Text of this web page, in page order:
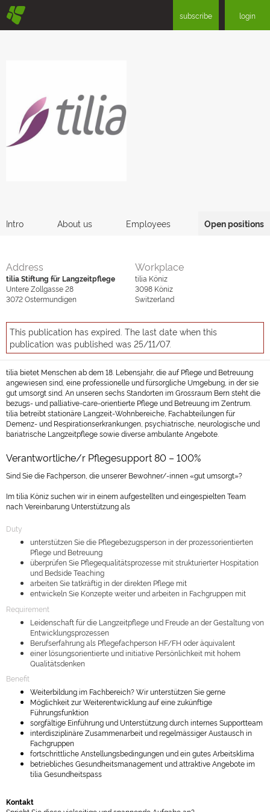
§ subscribe login
Intro About us Employees Open positions
Address
tilia Stiftung für Langzeitpflege
Untere Zollgasse 28
3072Ostermundigen
Workplace
tilia Köniz
3098 Köniz
Switzerland
This publication has expired. The last date when this
publication was published was 25/11/07.
tilia bietet Menschen ab dem 18. Lebensjahr, die auf Pflege und Betreuung
angewiesen sind, eine professionelle und fürsorgliche Umgebung, in der sie
gut umsorgt sind. An unseren sechs Standorten im Grossraum Bern steht die
bezugs- und palliative-care-orientierte Pflege und Betreuung im Zentrum.
tilia betreibt stationäre Langzeit-Wohnbereiche, Fachabteilungen für
Demenz- und Respirationserkrankungen, psychiatrische, neurologische und
bariatrische Langzeitpflege sowie diverse ambulante Angebote.
Verantwortliche/r Pflegesupport 80 – 100%
Sind Sie die Fachperson, die unserer Bewohner/-innen «gut umsorgt»?
Im tilia Köniz suchen wir in einem aufgestellten und eingespielten Team
nach Vereinbarung Unterstützung als
Duty
unterstützen Sie die Pflegebezugsperson in der prozessorientierten
Pflege und Betreuung
überprüfen Sie Pflegequalitätsprozesse mit strukturierter Hospitation
und Bedside Teaching
arbeiten Sie tatkräftig in der direkten Pflege mit
entwickeln Sie Konzepte weiter und arbeiten in Fachgruppen mit
Requirement
Leidenschaft für die Langzeitpflege und Freude an der Gestaltung von
Entwicklungsprozessen
Berufserfahrung als Pflegefachperson HF/FH oder äquivalent
einer lösungsorientierte und initiative Persönlichkeit mit hohem
Qualitätsdenken
Benefit
Weiterbildung im Fachbereich? Wir unterstützen Sie gerne
Möglichkeit zur Weiterentwicklung auf eine zukünftige
Führungsfunktion
sorgfältige Einführung und Unterstützung durch internes Supportteam
interdisziplinäre Zusammenarbeit und regelmässiger Austausch in
Fachgruppen
fortschrittliche Anstellungsbedingungen und ein gutes Arbeitsklima
betriebliches Gesundheitsmanagement und attraktive Angebote im
tilia Gesundheitspass
Kontakt